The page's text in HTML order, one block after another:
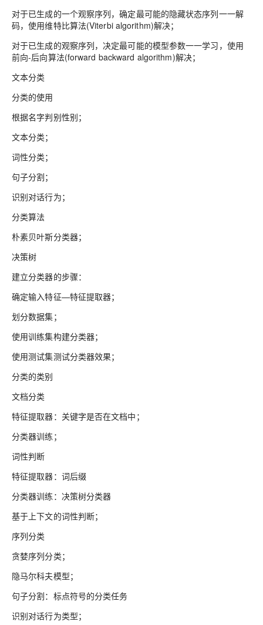
对于已生成的一个观察序列，确定最可能的隐藏状态序列一一解
码，使用维特比算法(Viterbi algorithm)解决；
对于已生成的观察序列，决定最可能的模型参数一一学习，使用
前向-后向算法(forward backward algorithm)解决；
文本分类
分类的使用
根据名字判别性别；
文本分类；
词性分类；
句子分割；
识别对话行为；
分类算法
朴素贝叶斯分类器；
决策树
建立分类器的步骤：
确定输入特征—特征提取器；
划分数据集；
使用训练集构建分类器；
使用测试集测试分类器效果；
分类的类别
文档分类
特征提取器：关键字是否在文档中；
分类器训练；
词性判断
特征提取器：词后缀
分类器训练：决策树分类器
基于上下文的词性判断；
序列分类
贪婪序列分类；
隐马尔科夫模型；
句子分割：标点符号的分类任务
识别对话行为类型；